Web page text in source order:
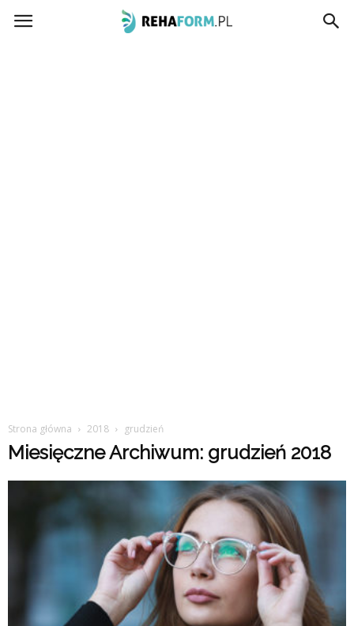
www.rehaform.pl
Strona główna 2018 grudzień
Miesięczne Archiwum: grudzień 2018